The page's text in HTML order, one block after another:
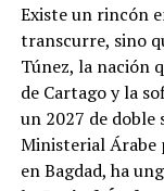
Existe un rincón
transcurre, sino
Túnez, la nación
de Cartago y la
un 2027 de doble
Ministerial Árabe
en Bagdad, ha